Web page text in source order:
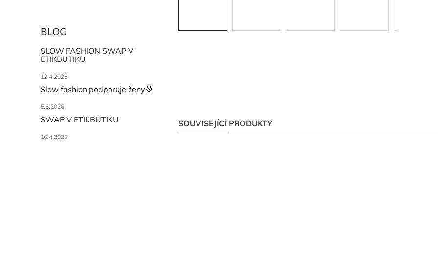
BLOG
SLOW FASHION SWAP V
ETIKBUTIKU
12.4.2026
Slow fashion podporuje ženy💚
5.3.2026
SWAP V ETIKBUTIKU
16.4.2025
SOUVISEJÍCÍ PRODUKTY